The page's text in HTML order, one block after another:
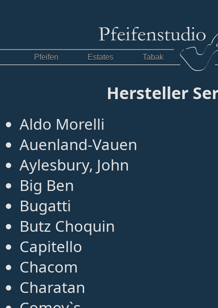
Pfeifen Estates Tabak
Hersteller
Aldo Morelli
Auenland-Vauen
Aylesbury, John
Big Ben
Bugatti
Butz Choquin
Capitello
Chacom
Charatan